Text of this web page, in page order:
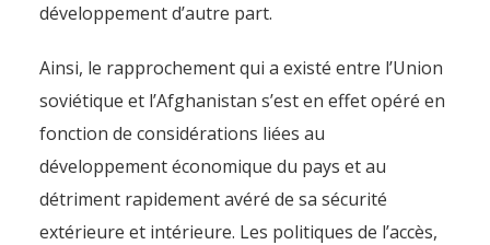
développement d’autre part.
Ainsi, le rapprochement qui a existé entre l’Union
soviétique et l’Afghanistan s’est en effet opéré en
fonction de considérations liées au
développement économique du pays et au
détriment rapidement avéré de sa sécurité
extérieure et intérieure. Les politiques de l’accès,